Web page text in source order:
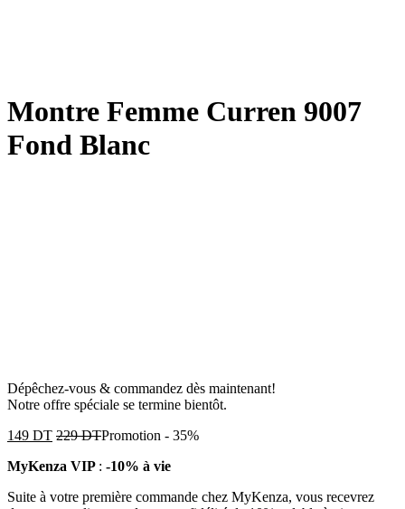
Montre Femme Curren 9007
Fond Blanc
Dépêchez-vous & commandez dès maintenant!
Notre offre spéciale se termine bientôt.
149 DT 229DTPromotion - 35%
MyKenza VIP : -10% à vie
Suite à votre première commande chez MyKenza, vous recevrez